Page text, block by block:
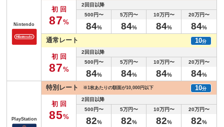
Nintendo
初回
87%
2回目以降
500円〜
84%
5万円〜
84%
10万円〜
84%
20万円〜
84%
通常レート 10分
初回
87%
2回目以降
500円〜
84%
5万円〜
84%
10万円〜
84%
20万円〜
84%
PlayStation
特別レート ※1枚あたりの額面が10,000円以下 10分
初回
85%
2回目以降
500円〜
82%
5万円〜
82%
10万円〜
82%
20万円〜
82%